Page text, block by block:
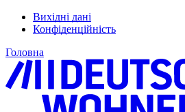
Вихідні дані
Конфіденційність
Головна